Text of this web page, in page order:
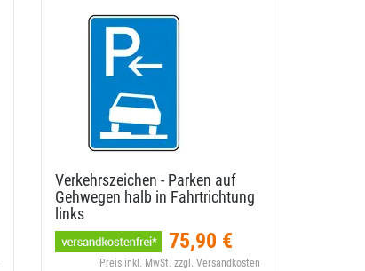
Verkehrszeichen - Parken auf
Gehwegen halb in Fahrtrichtung
links
75,90 €
Preis inkl. MwSt. zzgl. Versandkosten